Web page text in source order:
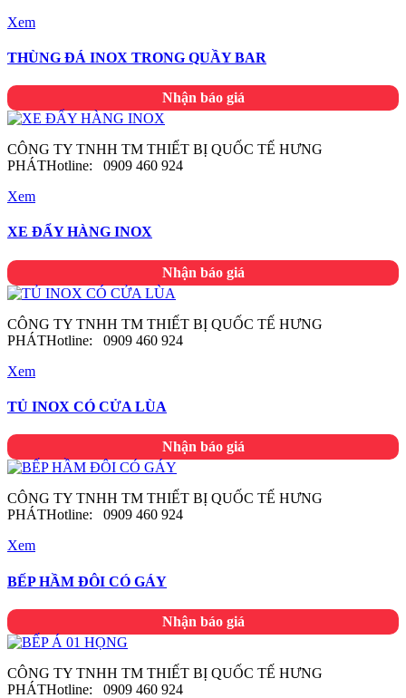
Xem
THÙNG ĐÁ INOX TRONG QUẦY BAR
Nhận báo giá
CÔNG TY TNHH TM THIẾT BỊ QUỐC TẾ HƯNG
PHÁTHotline: 0909 460 924
Xem
XE ĐẨY HÀNG INOX
Nhận báo giá
CÔNG TY TNHH TM THIẾT BỊ QUỐC TẾ HƯNG
PHÁTHotline: 0909 460 924
Xem
TỦ INOX CÓ CỬA LÙA
Nhận báo giá
CÔNG TY TNHH TM THIẾT BỊ QUỐC TẾ HƯNG
PHÁTHotline: 0909 460 924
Xem
BẾP HẦM ĐÔI CÓ GÁY
Nhận báo giá
CÔNG TY TNHH TM THIẾT BỊ QUỐC TẾ HƯNG
PHÁTHotline: 0909 460 924